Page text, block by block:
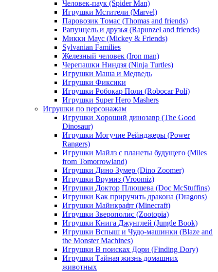
Человек-паук (Spider Man)
Игрушки Мстители (Marvel)
Паровозик Томас (Thomas and friends)
Рапунцель и друзья (Rapunzel and friends)
Микки Маус (Mickey & Friends)
Sylvanian Families
Железный человек (Iron man)
Черепашки Ниндзя (Ninja Turtles)
Игрушки Маша и Медведь
Игрушки Фиксики
Игрушки Робокар Поли (Robocar Poli)
Игрушки Super Hero Mashers
Игрушки по персонажам
Игрушки Хороший динозавр (The Good
Dinosaur)
Игрушки Могучие Рейнджеры (Power
Rangers)
Игрушки Майлз с планеты будущего (Miles
from Tomorrowland)
Игрушки Дино Зумер (Dino Zoomer)
Игрушки Врумиз (Vroomiz)
Игрушки Доктор Плюшева (Doc McStuffins)
Игрушки Как приручить дракона (Dragons)
Игрушки Майнкрафт (Minecraft)
Игрушки Зверополис (Zootopia)
Игрушки Книга Джунглей (Jungle Book)
Игрушки Вспыш и Чудо-машинки (Blaze and
the Monster Machines)
Игрушки В поисках Дори (Finding Dory)
Игрушки Тайная жизнь домашних
животных